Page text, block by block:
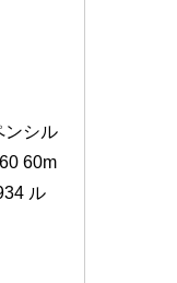
ンシル
60m
ル